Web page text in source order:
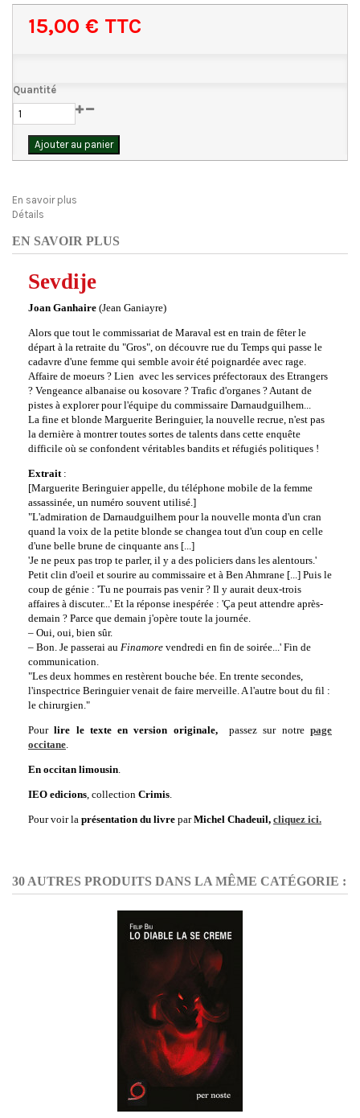
15,00 € TTC
Quantité
Ajouter au panier
En savoir plus
Détails
EN SAVOIR PLUS
Sevdije
Joan Ganhaire (Jean Ganiayre)
Alors que tout le commissariat de Maraval est en train de fêter le
départ à la retraite du "Gros", on découvre rue du Temps qui passe le
cadavre d'une femme qui semble avoir été poignardée avec rage.
Affaire de moeurs ? Lien avec les services préfectoraux des Etrangers
? Vengeance albanaise ou kosovare ? Trafic d'organes ? Autant de
pistes à explorer pour l'équipe du commissaire Darnaudguilhem...
La fine et blonde Marguerite Beringuier, la nouvelle recrue, n'est pas
la dernière à montrer toutes sortes de talents dans cette enquête
difficile où se confondent véritables bandits et réfugiés politiques !
Extrait:
[Marguerite Beringuier appelle, du téléphone mobile de la femme
assassinée, un numéro souvent utilisé.]
"L'admiration de Darnaudguilhem pour la nouvelle monta d'un cran
quand la voix de la petite blonde se changea tout d'un coup en celle
d'une belle brune de cinquante ans [...]
'Je ne peux pas trop te parler, il y a des policiers dans les alentours.'
Petit clin d'oeil et sourire au commissaire et à Ben Ahmrane [...] Puis le
coup de génie : 'Tu ne pourrais pas venir ? Il y aurait deux-trois
affaires à discuter...' Et la réponse inespérée : 'Ça peut attendre après-
demain ? Parce que demain j'opère toute la journée.
– Oui, oui, bien sûr.
– Bon. Je passerai au Finamore vendredi en fin de soirée...' Fin de
communication.
"Les deux hommes en restèrent bouche bée. En trente secondes,
l'inspectrice Beringuier venait de faire merveille. A l'autre bout du fil :
le chirurgien."
Pourlire le texte en version originale, passez sur notrepage
occitane.
En occitan limousin.
IEO edicions, collection Crimis.
Pour voir la présentation du livre parMichel Chadeuil, cliquez ici.
30 AUTRES PRODUITS DANS LA MÊME CATÉGORIE :